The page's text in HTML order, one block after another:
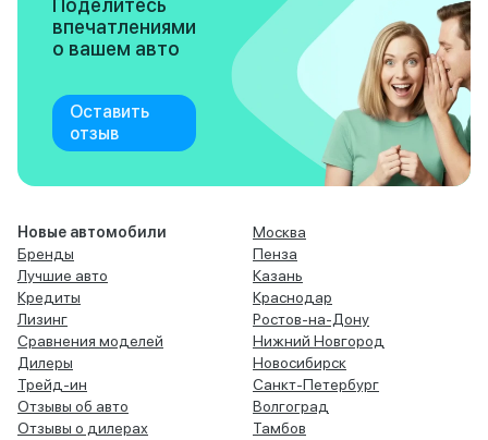
Поделитесь
впечатлениями
о вашем авто
Оставить
отзыв
Новые автомобили
Бренды
Лучшие авто
Кредиты
Лизинг
Сравнения моделей
Дилеры
Трейд-ин
Отзывы об авто
Отзывы о дилерах
Москва
Пенза
Казань
Краснодар
Ростов-на-Дону
Нижний Новгород
Новосибирск
Санкт-Петербург
Волгоград
Тамбов